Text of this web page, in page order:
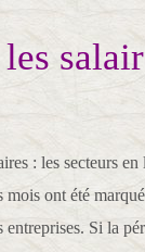
: les secteurs en
ont été
entreprises. Si la